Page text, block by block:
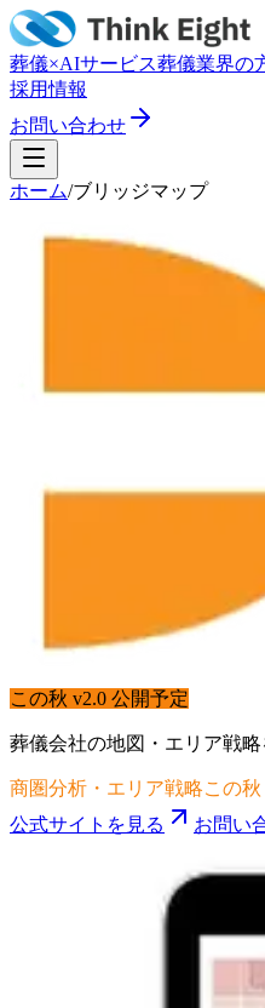
葬儀×AIサービス葬儀業界の
採用情報
お問い合わせ
ホーム/ブリッジマップ
この秋 v2.0 公開予定
葬儀会社の地図・エリア戦略
商圏分析・エリア戦略この
公式サイトを見る
お問い